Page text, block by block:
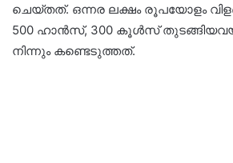
ചെയ്തത്. ഒന്നര ലക്ഷം രൂപയോളം
500 ഹാൻസ്, 300 കൂൾസ്
നിന്നും കണ്ടെടുത്തത്.